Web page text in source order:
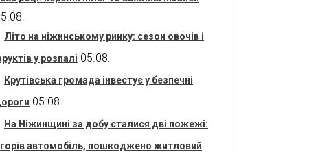
Літо на ніжинському ринку: сезон овочів і
у розпалі 05.08.
Крутівська громада інвестує у безпечні
05.08.
На Ніжинщині за добу сталися дві пожежі:
автомобіль, пошкоджено житловий